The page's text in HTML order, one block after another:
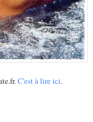
C'est à lire ici.